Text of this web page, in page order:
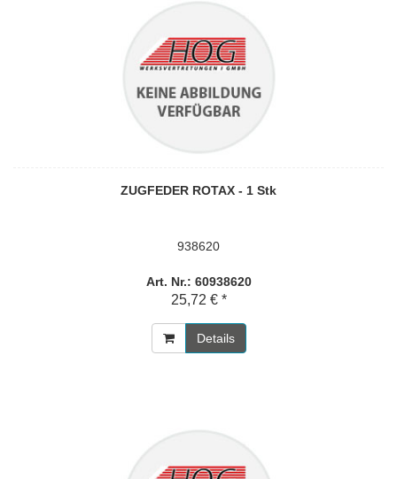
ZUGFEDER ROTAX - 1 Stk
938620
Art. Nr.: 60938620
25,72 € *
Details